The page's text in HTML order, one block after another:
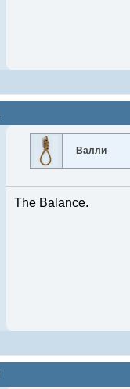
Валли
The Balance.